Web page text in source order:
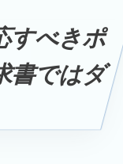
すべきポ
書ではダ